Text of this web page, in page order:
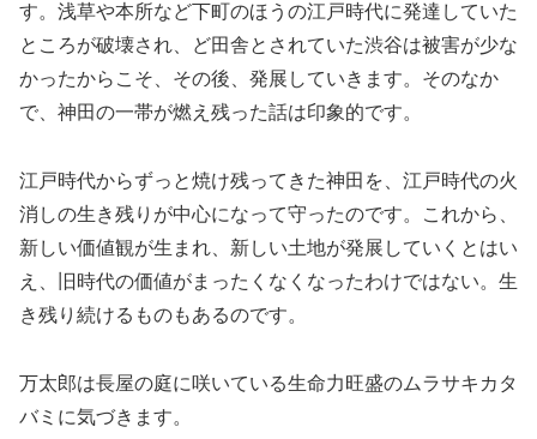
す。浅草や本所など下町のほうの江戸時代に発達していた
ところが破壊され、ど田舎とされていた渋谷は被害が少な
かったからこそ、その後、発展していきます。そのなか
で、神田の一帯が燃え残った話は印象的です。
江戸時代からずっと焼け残ってきた神田を、江戸時代の火
消しの生き残りが中心になって守ったのです。これから、
新しい価値観が生まれ、新しい土地が発展していくとはい
え、旧時代の価値がまったくなくなったわけではない。生
き残り続けるものもあるのです。
万太郎は長屋の庭に咲いている生命力旺盛のムラサキカタ
バミに気づきます。